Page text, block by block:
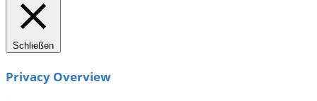
Schließen
Privacy Overview